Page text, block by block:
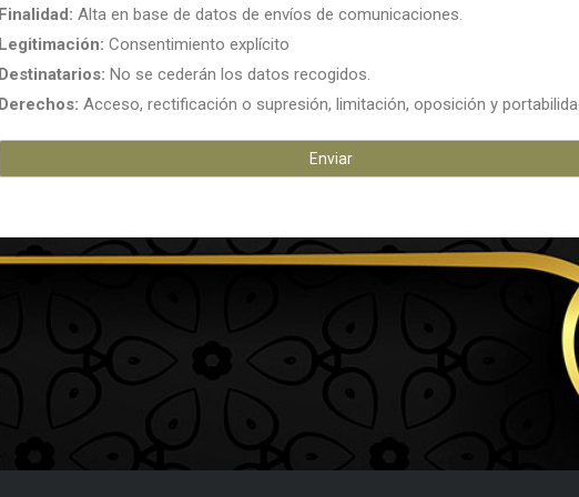
Finalidad: Alta en base de datos de envíos de comunicaciones.
Legitimación: Consentimiento explícito
Destinatarios: No se cederán los datos recogidos.
Derechos: Acceso, rectificación o supresión, limitación, oposición y